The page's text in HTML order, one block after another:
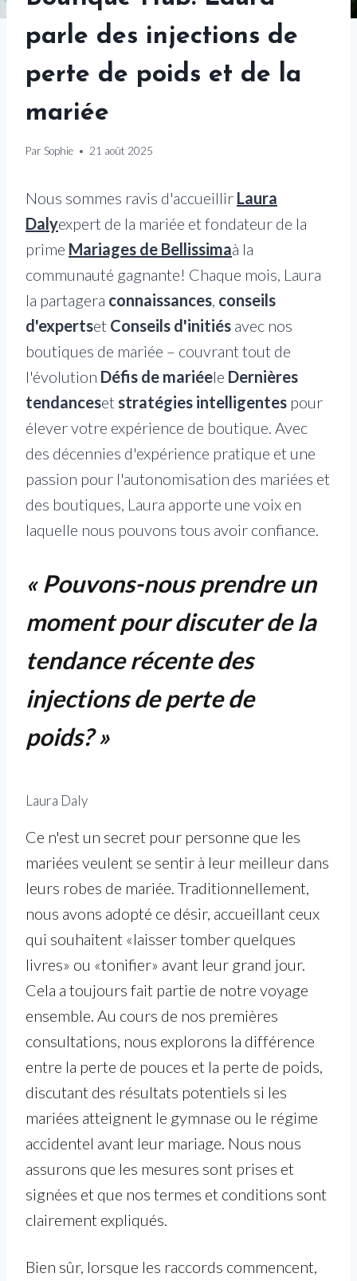
parle des injections de
perte de poids et de la
mariée
Par Sophie 21 août 2025
Nous sommes ravis d'accueillir Laura
Dalyexpert de la mariée et fondateur de la
prime Mariages de Bellissimaà la
communauté gagnante! Chaque mois, Laura
la partagera connaissances, conseils
d'expertset Conseils d'initiés avec nos
boutiques de mariée – couvrant tout de
l'évolution Défis de mariéele Dernières
tendanceset stratégies intelligentes pour
élever votre expérience de boutique. Avec
des décennies d'expérience pratique et une
passion pour l'autonomisation des mariées et
des boutiques, Laura apporte une voix en
laquelle nous pouvons tous avoir confiance.
« Pouvons-nous prendre un
moment pour discuter de la
tendance récente des
injections de perte de
poids? »
Laura Daly
Ce n'est un secret pour personne que les
mariées veulent se sentir à leur meilleur dans
leurs robes de mariée. Traditionnellement,
nous avons adopté ce désir, accueillant ceux
qui souhaitent «laisser tomber quelques
livres» ou «tonifier» avant leur grand jour.
Cela a toujours fait partie de notre voyage
ensemble. Au cours de nos premières
consultations, nous explorons la différence
entre la perte de pouces et la perte de poids,
discutant des résultats potentiels si les
mariées atteignent le gymnase ou le régime
accidentel avant leur mariage. Nous nous
assurons que les mesures sont prises et
signées et que nos termes et conditions sont
clairement expliqués.
Bien sûr, lorsque les raccords commencent,